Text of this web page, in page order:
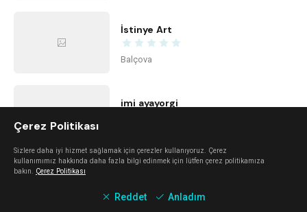
İstinye Art
Balçova
imi ayayorgi
Çerez Politikası
Sizlere daha iyi hizmet sağlamak için çerezler kullanıyoruz. Çerez
kullanımımız hakkında daha fazla bilgi edinmek için lütfen çerez politikamıza
bakın. Çerez Politikası
Reddet Anladım